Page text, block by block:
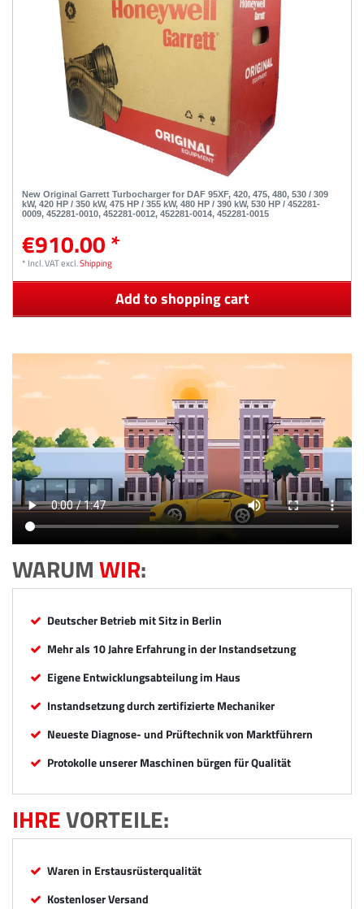
New Original Garrett Turbocharger for DAF 95XF, 420, 475, 480, 530 / 309
kW, 420 HP / 350 kW, 475 HP / 355 kW, 480 HP / 390 kW, 530 HP / 452281-
0009, 452281-0010, 452281-0012, 452281-0014, 452281-0015
€910.00 *
* Incl. VATexcl.Shipping
Add to shopping cart
WARUMWIR:
Deutscher Betrieb mit Sitz in Berlin
Mehr als 10 Jahre Erfahrung in der Instandsetzung
Eigene Entwicklungsabteilung im Haus
Instandsetzung durch zertifizierte Mechaniker
Neueste Diagnose- und Prüftechnik von Marktführern
Protokolle unserer Maschinen bürgen für Qualität
IHREVORTEILE:
Waren in Erstausrüsterqualität
Kostenloser Versand